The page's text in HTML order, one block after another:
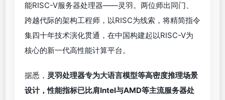
能RISC-V服务器处理器——灵羽。两位师出同门、
跨越代际的架构工程师，以RISC为线索，将精简指令
集四十年技术演化贯通，在中国构建起以RISC-V为
核心的新一代高性能计算平台。
据悉， 灵羽处理器专为大语言模型等高密度推理场景
设计，性能指标已比肩Intel与AMD等主流服务器处